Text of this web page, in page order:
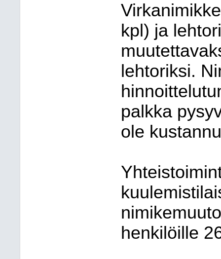
kpl) ja
lehtoriksi.
palkka
ole
henkilöille